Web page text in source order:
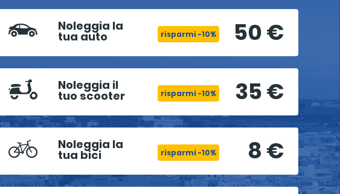
Noleggia la
tua auto risparmi -10% 50 €
Noleggia il
tuo scooter risparmi -10% 35 €
Noleggia la
tua bici risparmi -10% 8 €